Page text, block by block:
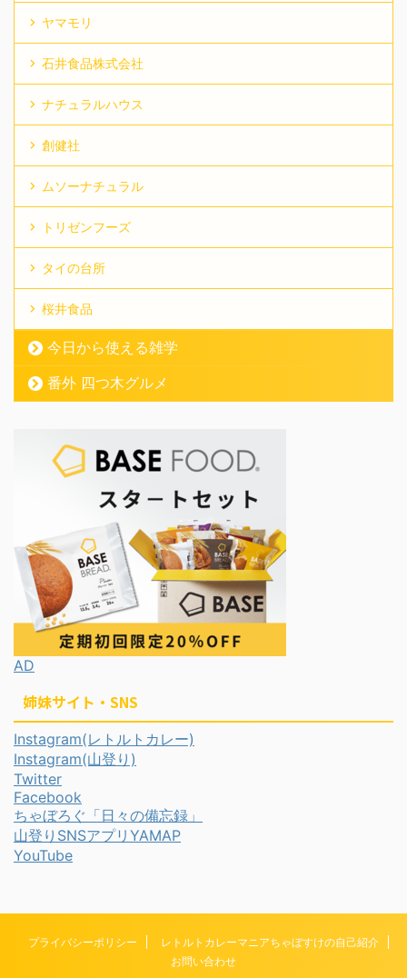
ヤマモリ
石井食品株式会社
ナチュラルハウス
創健社
ムソーナチュラル
トリゼンフーズ
タイの台所
桜井食品
今日から使える雑学
番外 四つ木グルメ
AD
姉妹サイト・SNS
Instagram(レトルトカレー)
Instagram(山登り)
Twitter
Facebook
ちゃぼろぐ「日々の備忘録」
山登りSNSアプリYAMAP
YouTube
プライバシーポリシー
レトルトカレーマニアちゃぼすけの自己紹介
お問い合わせ